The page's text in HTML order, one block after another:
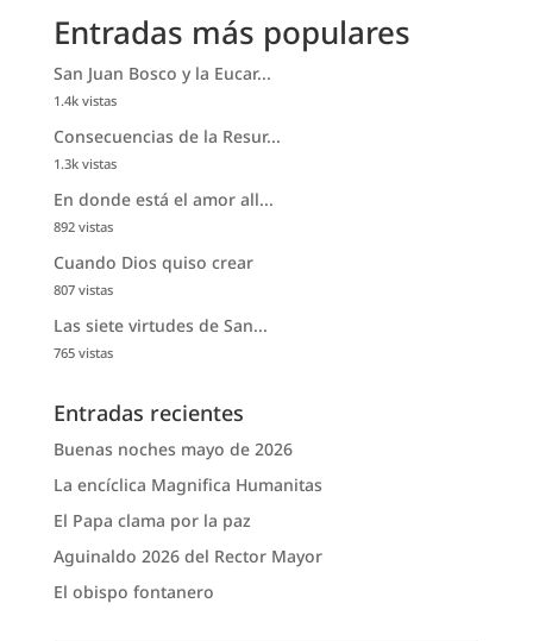
Entradas más populares
San Juan Bosco y la Eucar...
1.4k vistas
Consecuencias de la Resur...
1.3k vistas
En donde está el amor all...
892 vistas
Cuando Dios quiso crear
807 vistas
Las siete virtudes de San...
765 vistas
Entradas recientes
Buenas noches mayo de 2026
La encíclica Magnifica Humanitas
El Papa clama por la paz
Aguinaldo 2026 del Rector Mayor
El obispo fontanero